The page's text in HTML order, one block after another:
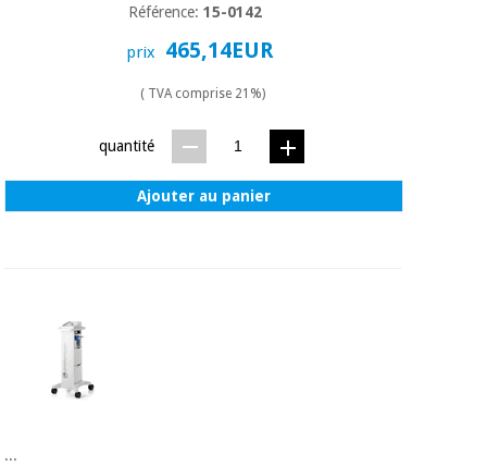
Référence:15-0142
prix 465,14EUR
( TVA comprise 21%)
quantité
Ajouter au panier
...